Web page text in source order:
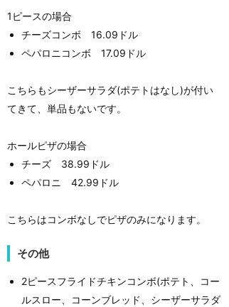
1ピースの場合
チーズコンボ 16.09ドル
ペパロニコンボ 17.09ドル
こちらもシーザーサラダ(ポテトはなし)が付い
てきて、単品もないです。
ホールピザの場合
チーズ 38.99ドル
ペパロニ 42.99ドル
こちらはコンボなしでピザのみになります。
その他
2ピースフライドチキンコンボ(ポテト、コー
ルスロー、コーンブレッド、シーザーサラダ